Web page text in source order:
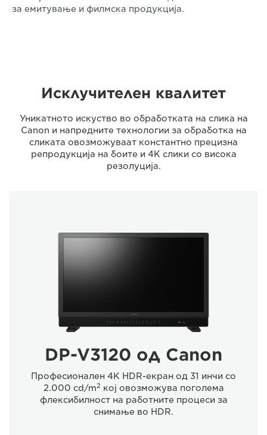
за емитување и филмска продукција.
Исклучителен квалитет
Уникатното искуство во обработката на слика на
Canon и напредните технологии за обработка на
сликата овозможуваат константно прецизна
репродукција на боите и 4K слики со висока
резолуција.
DP-V3120 од Canon
Професионален 4K HDR-екран од 31 инчи со
2.000 cd/m2 кој овозможува поголема
флексибилност на работните процеси за
снимање во HDR.